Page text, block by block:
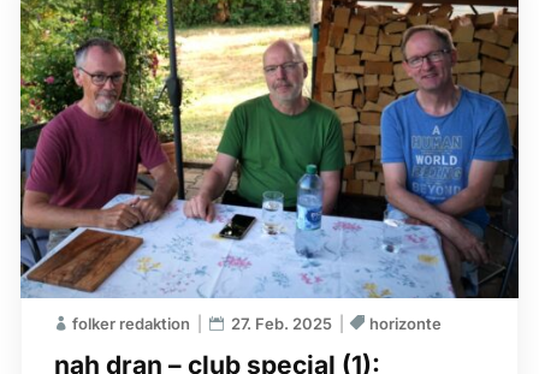
nah dran – club special (1):
folker redaktion 27. Feb. 2025 horizonte